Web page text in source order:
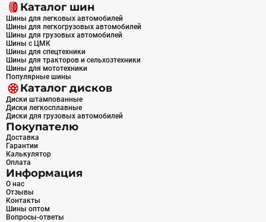
Каталог шин
Шины для легковых автомобилей
Шины для легкогрузовых автомобилей
Шины для грузовых автомобилей
Шины с ЦМК
Шины для спецтехники
Шины для тракторов и сельхозтехники
Шины для мототехники
Популярные шины
Каталог дисков
Диски штампованные
Диски легкосплавные
Диски для грузовых автомобилей
Покупателю
Доставка
Гарантии
Калькулятор
Оплата
Информация
О нас
Отзывы
Контакты
Шины оптом
Вопросы-ответы